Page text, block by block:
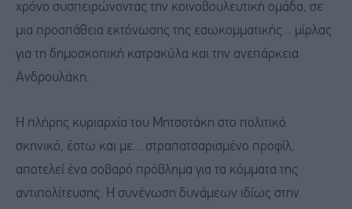
χρόνο συσπειρώνοντας την κοινοβουλευτική ομάδα, σε
μια προσπάθεια εκτόνωσης της εσωκομματικής... μίρλας
για τη δημοσκοπική κατρακύλα και την ανεπάρκεια
Ανδρουλάκη.
Η πλήρης κυριαρχία του Μητσοτάκη στο πολιτικό
σκηνικό, έστω και με... στραπατσαρισμένο προφίλ,
αποτελεί ένα σοβαρό πρόβλημα για τα κόμματα της
αντιπολίτευσης. Η συνένωση δυνάμεων ιδίως στην